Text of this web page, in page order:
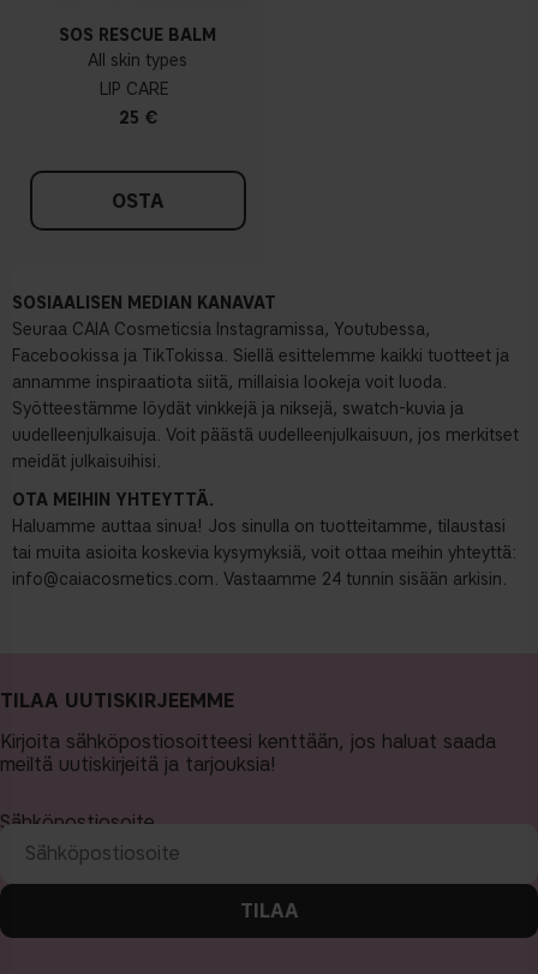
SOS RESCUE BALM
All skin types
LIP CARE
25 €
OSTA
SOSIAALISEN MEDIAN KANAVAT
Seuraa CAIA Cosmeticsia Instagramissa, Youtubessa,
Facebookissa ja TikTokissa. Siellä esittelemme kaikki tuotteet ja
annamme inspiraatiota siitä, millaisia lookeja voit luoda.
Syötteestämme löydät vinkkejä ja niksejä, swatch-kuvia ja
uudelleenjulkaisuja. Voit päästä uudelleenjulkaisuun, jos merkitset
meidät julkaisuihisi.
OTA MEIHIN YHTEYTTÄ.
Haluamme auttaa sinua! Jos sinulla on tuotteitamme, tilaustasi
tai muita asioita koskevia kysymyksiä, voit ottaa meihin yhteyttä:
info@caiacosmetics.com. Vastaamme 24 tunnin sisään arkisin.
TILAA UUTISKIRJEEMME
Kirjoita sähköpostiosoitteesi kenttään, jos haluat saada
meiltä uutiskirjeitä ja tarjouksia!
Sähköpostiosoite
TILAA